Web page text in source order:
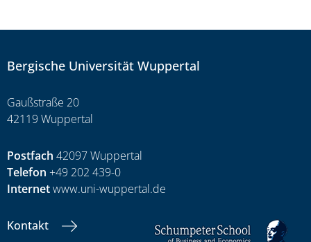
Bergische Universität Wuppertal
Gaußstraße 20
42119 Wuppertal
Postfach 42097 Wuppertal
Telefon +49 202 439-0
Internetwww.uni-wuppertal.de
Kontakt